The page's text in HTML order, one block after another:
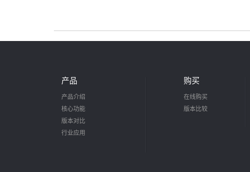
产品
产品介绍
核心功能
版本对比
行业应用
购买
在线购买
版本比较